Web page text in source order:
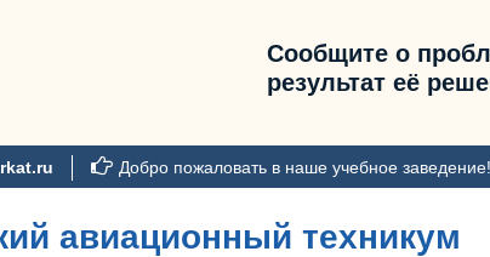
Сообщите о
результат её
Добро пожаловать в наше учебное заведение!
авиационный техникум